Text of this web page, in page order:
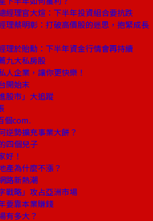
經理官大煊：下半年投資組合要抗跌
理蔡明彰：打破高價股的迷思，抱緊成長
理於貽勳：下半年資金行情會再持續
九大私房股
人企業，讓你更快樂！
開始末
股市」大追蹤
個com.
逆勢擴充事業大餅？
四個兒子
好！
產為什麼不漲？
路新熱潮
戰略」攻占亞洲市場
要靠本業賺錢
有多大？